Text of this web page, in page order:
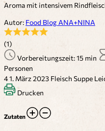
Aroma mit intensivem
Autor: Food Blog ANA+NINA
(1)
Vorbereitungszeit: 15 min
Personen
41. März 2023 Fleisch Suppe
Drucken
Zutaten